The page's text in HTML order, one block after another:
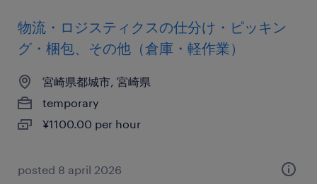
物流・ロジスティクスの仕分け・ピッキン
グ・梱包、その他（倉庫・軽作業）
宮崎県都城市, 宮崎県
temporary
¥1100.00 per hour
posted 8 april 2026